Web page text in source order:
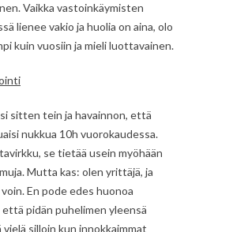
Vaikka vastoinkäymisten
lienee vakio ja huolia on aina, olo
kuin vuosiin ja mieli luottavainen.
sitten tein ja havainnon, että
nukkua 10h vuorokaudessa.
se tietää usein myöhään
Mutta kas: olen yrittäjä, ja
En pode edes huonoa
pidän puhelimen yleensä
silloin kun innokkaimmat